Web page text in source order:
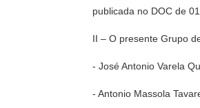
publicada no DOC de
II – O presente Grupo
- José Antonio Varela
- Antonio Massola